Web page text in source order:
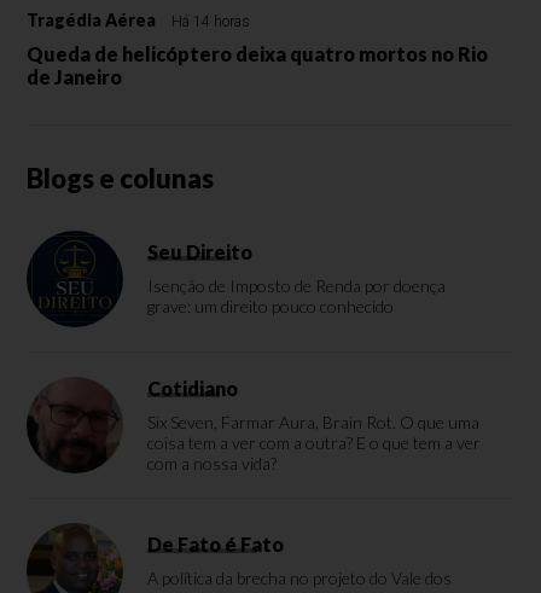
Tragédia Aérea Há 14 horas
Queda de helicóptero deixa quatro mortos no Rio
de Janeiro
Blogs e colunas
Seu Direito
Isenção de Imposto de Renda por doença
grave: um direito pouco conhecido
Cotidiano
Six Seven, Farmar Aura, Brain Rot. O que uma
coisa tem a ver com a outra? E o que tem a ver
com a nossa vida?
De Fato é Fato
A política da brecha no projeto do Vale dos